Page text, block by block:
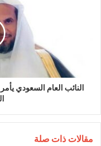
النائب العام السعودي
مقالات ذات صلة